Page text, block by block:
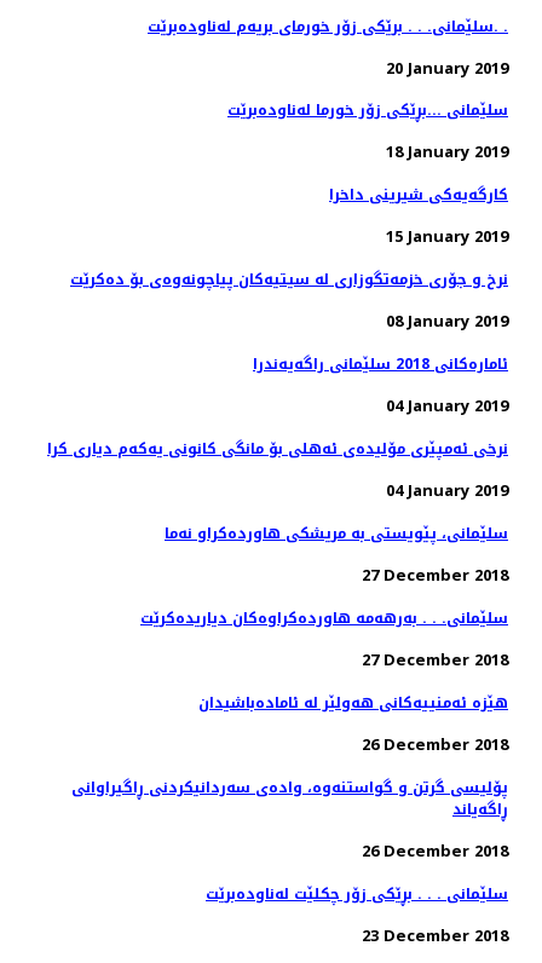
سلێمانی. . . برێكی زۆر خورمای بریه‌م له‌ناوده‌برێت. .
20 January 2019
سلێمانی ...بڕێكی زۆر خورما له‌ناوده‌برێت
18 January 2019
كارگه‌یه‌كی شیرینی داخرا
15 January 2019
08 January 2019
ئاماره‌كانی 2018 سلێمانی راگه‌یه‌ندرا
04 January 2019
نرخی ئەمپێری مۆلیدەی ئەهلی بۆ مانگی كانونی یەكەم دیاری كرا
04 January 2019
27 December 2018
سلێمانی. . . به‌رهه‌مه‌ هاورده‌كراوه‌كان دیاریده‌كرێت
27 December 2018
هێزە ئەمنییەكانی هەولێر لە ئامادەباشیدان
26 December 2018
پۆلیسی گرتن و گواستنەوە، وادەی سەردانیكردنی ڕاگیراوانی
ڕاگەیاند
26 December 2018
سلێمانی . . . بڕێكی زۆر چكلێت له‌ناوده‌برێت
23 December 2018